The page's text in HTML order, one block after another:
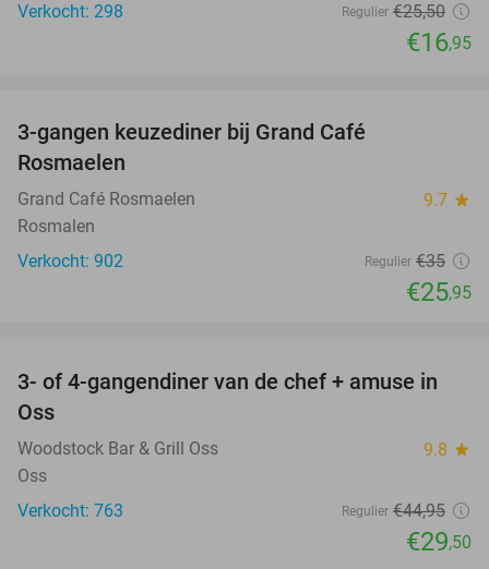
Verkocht: 298
Regulier €25,50
€16,95
3-gangen keuzediner bij Grand Café
Rosmaelen
Grand Café Rosmaelen 9.7 star
Rosmalen
Verkocht: 902
Regulier €35
€25,95
34%
3- of 4-gangendiner van de chef + amuse in
Oss
Woodstock Bar & Grill Oss 9.8 star
Oss
Verkocht: 763
Regulier €44,95
€29,50